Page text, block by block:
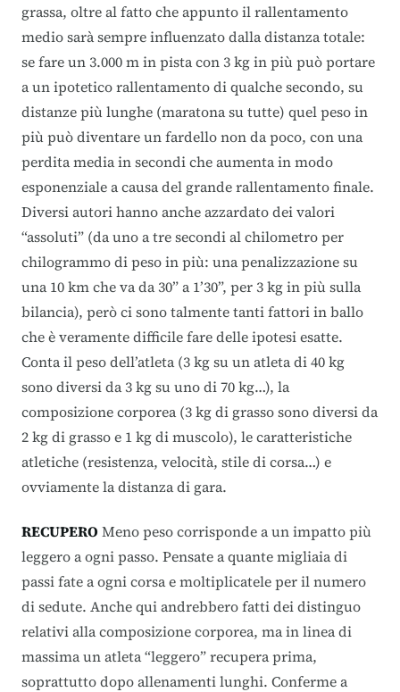
grassa, oltre al fatto che appunto il rallentamento
medio sarà sempre influenzato dalla distanza totale:
se fare un 3.000 m in pista con 3 kg in più può portare
a un ipotetico rallentamento di qualche secondo, su
distanze più lunghe (maratona su tutte) quel peso in
più può diventare un fardello non da poco, con una
perdita media in secondi che aumenta in modo
esponenziale a causa del grande rallentamento finale.
Diversi autori hanno anche azzardato dei valori
“assoluti” (da uno a tre secondi al chilometro per
chilogrammo di peso in più: una penalizzazione su
una 10 km che va da 30” a 1’30”, per 3 kg in più sulla
bilancia), però ci sono talmente tanti fattori in ballo
che è veramente difficile fare delle ipotesi esatte.
Conta il peso dell’atleta (3 kg su un atleta di 40 kg
sono diversi da 3 kg su uno di 70 kg…), la
composizione corporea (3 kg di grasso sono diversi da
2 kg di grasso e 1 kg di muscolo), le caratteristiche
atletiche (resistenza, velocità, stile di corsa…) e
ovviamente la distanza di gara.
RECUPERO Meno peso corrisponde a un impatto più
leggero a ogni passo. Pensate a quante migliaia di
passi fate a ogni corsa e moltiplicatele per il numero
di sedute. Anche qui andrebbero fatti dei distinguo
relativi alla composizione corporea, ma in linea di
massima un atleta “leggero” recupera prima,
soprattutto dopo allenamenti lunghi. Conferme a